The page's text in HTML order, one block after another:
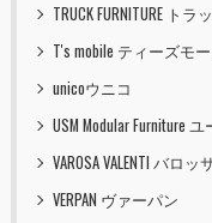
TRUCK FURNITURE ト
T's mobile ティーズモ
unicoウニコ
USM Modular Furniture
VAROSA VALENTI バロ
VERPAN ヴァーパン